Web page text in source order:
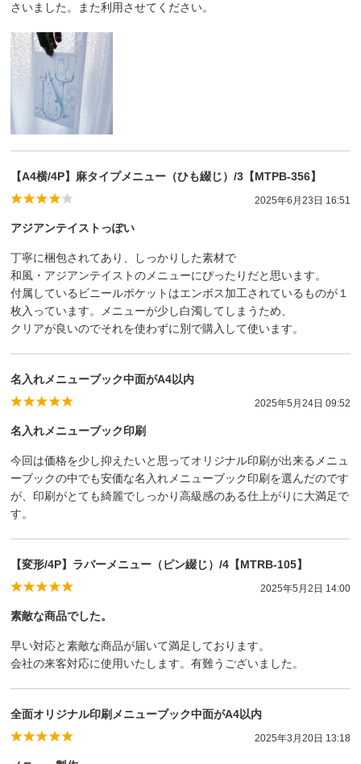
さいました。また利用させてください。
【A4横/4P】麻タイプメニュー（ひも綴じ）/3【MTPB-356】
2025年6月23日 16:51
アジアンテイストっぽい
丁寧に梱包されてあり、しっかりした素材で
和風・アジアンテイストのメニューにぴったりだと思います。
付属しているビニールポケットはエンボス加工されているものが１
枚入っています。メニューが少し白濁してしまうため、
クリアが良いのでそれを使わずに別で購入して使います。
名入れメニューブック中面がA4以内
2025年5月24日 09:52
名入れメニューブック印刷
今回は価格を少し抑えたいと思ってオリジナル印刷が出来るメニュ
ーブックの中でも安価な名入れメニューブック印刷を選んだのです
が、印刷がとても綺麗でしっかり高級感のある仕上がりに大満足で
す。
【変形/4P】ラバーメニュー（ピン綴じ）/4【MTRB-105】
2025年5月2日 14:00
素敵な商品でした。
早い対応と素敵な商品が届いて満足しております。
会社の来客対応に使用いたします。有難うございました。
全面オリジナル印刷メニューブック中面がA4以内
2025年3月20日 13:18